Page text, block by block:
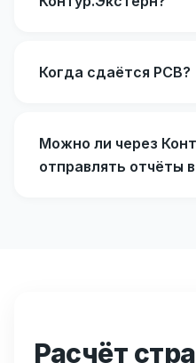
Когда сдаётся РСВ?
Можно ли через
отправлять отчёты
Расчёт